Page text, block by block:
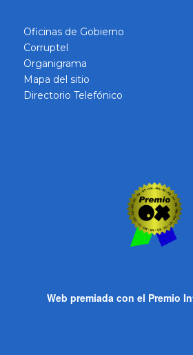
Oficinas de Gobierno
Corruptel
Organigrama
Mapa del sitio
Directorio Telefónico
Web premiada con el Premio